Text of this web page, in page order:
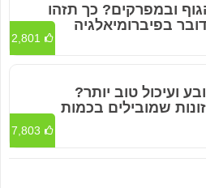
ובמפרקים? כך תזהו
בפיברומיאלגיה
2,801
ועיכול טוב יותר?
שמובילים בכמות
7,803